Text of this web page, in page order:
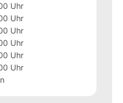
Uhr
Uhr
Uhr
Uhr
Uhr
Uhr